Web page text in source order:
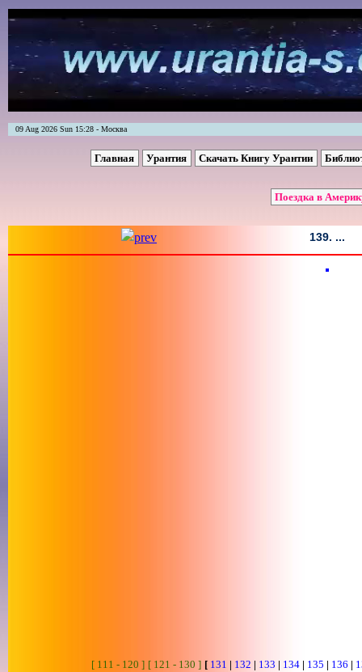
09 Aug 2026 Sun 15:28 - Москва
Главная Урантия Скачать Книгу Урантии
Поездка в
139. ...
[ 111 - 120 ] [ 121 - 130 ] [131 | 132 | 133 | 134 | 135 | 136 |